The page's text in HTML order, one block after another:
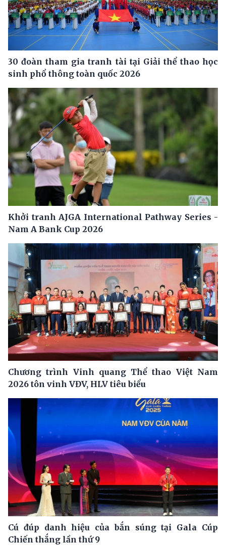
30 đoàn tham gia tranh tài tại Giải thể thao học
sinh phổ thông toàn quốc 2026
Khởi tranh AJGA International Pathway Series -
Nam A Bank Cup 2026
Chương trình Vinh quang Thể thao Việt Nam
2026 tôn vinh VĐV, HLV tiêu biểu
Cú đúp danh hiệu của bắn súng tại Gala Cúp
Chiến thắng lần thứ 9